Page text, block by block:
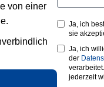
von einer
Ja, ich
sie
Ja, ich
der
jederzeit